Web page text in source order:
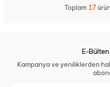
Toplam 17
E-
Kampanya ve yeniliklerden